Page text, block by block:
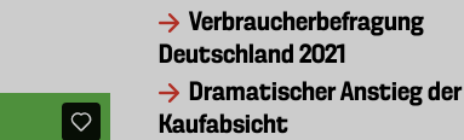
Verbraucherbefragung
Deutschland 2021
Dramatischer Anstieg der
Kaufabsicht